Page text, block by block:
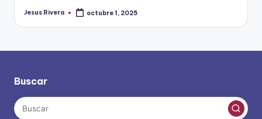
Publicado
Jesus Rivera octubre 1, 2025
Buscar